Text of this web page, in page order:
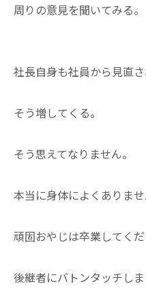
周りの意見を聞いてみる。
社長自身も社員から見直
そう増してくる。
そう思えてなりません。
本当に身体によくありませ
頑固おやじは卒業してくだ
後継者にバトンタッチしま